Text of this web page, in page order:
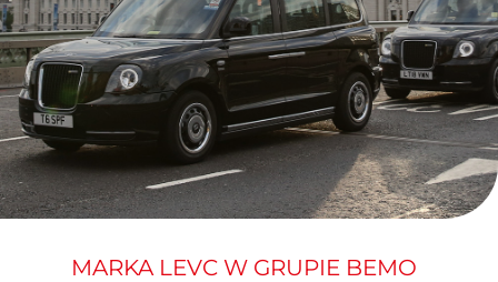
MARKA LEVC W GRUPIE BEMO